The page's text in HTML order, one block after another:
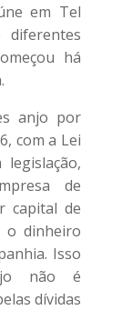
em Tel
diferentes
há
anjo por
com a Lei
de
capital de
o dinheiro
Isso
não é
dívidas